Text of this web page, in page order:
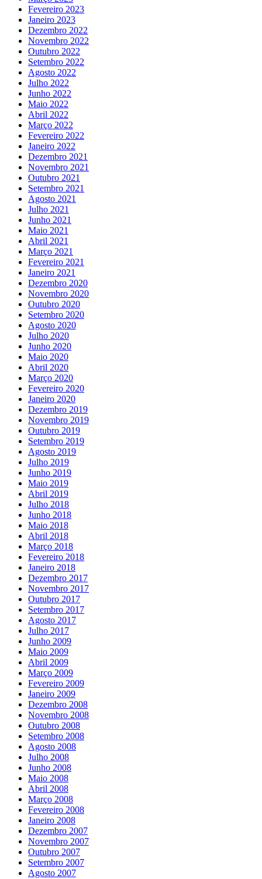
Fevereiro 2023
Janeiro 2023
Dezembro 2022
Novembro 2022
Outubro 2022
Setembro 2022
Agosto 2022
Julho 2022
Junho 2022
Maio 2022
Abril 2022
Março 2022
Fevereiro 2022
Janeiro 2022
Dezembro 2021
Novembro 2021
Outubro 2021
Setembro 2021
Agosto 2021
Julho 2021
Junho 2021
Maio 2021
Abril 2021
Março 2021
Fevereiro 2021
Janeiro 2021
Dezembro 2020
Novembro 2020
Outubro 2020
Setembro 2020
Agosto 2020
Julho 2020
Junho 2020
Maio 2020
Abril 2020
Março 2020
Fevereiro 2020
Janeiro 2020
Dezembro 2019
Novembro 2019
Outubro 2019
Setembro 2019
Agosto 2019
Julho 2019
Junho 2019
Maio 2019
Abril 2019
Julho 2018
Junho 2018
Maio 2018
Abril 2018
Março 2018
Fevereiro 2018
Janeiro 2018
Dezembro 2017
Novembro 2017
Outubro 2017
Setembro 2017
Agosto 2017
Julho 2017
Junho 2009
Maio 2009
Abril 2009
Março 2009
Fevereiro 2009
Janeiro 2009
Dezembro 2008
Novembro 2008
Outubro 2008
Setembro 2008
Agosto 2008
Julho 2008
Junho 2008
Maio 2008
Abril 2008
Março 2008
Fevereiro 2008
Janeiro 2008
Dezembro 2007
Novembro 2007
Outubro 2007
Setembro 2007
Agosto 2007